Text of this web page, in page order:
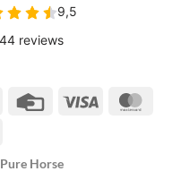
Credit
Visa
Pure Horse